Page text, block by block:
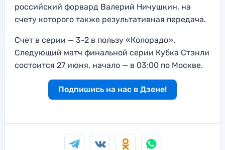
российский форвард Валерий Ничушкин, на
счету которого также результативная передача.
Счет в серии — 3-2 в пользу «Колорадо».
Следующий матч финальной серии Кубка Стэнли
состоится 27 июня, начало — в 03:00 по Москве.
Подпишись на нас в Дзене!